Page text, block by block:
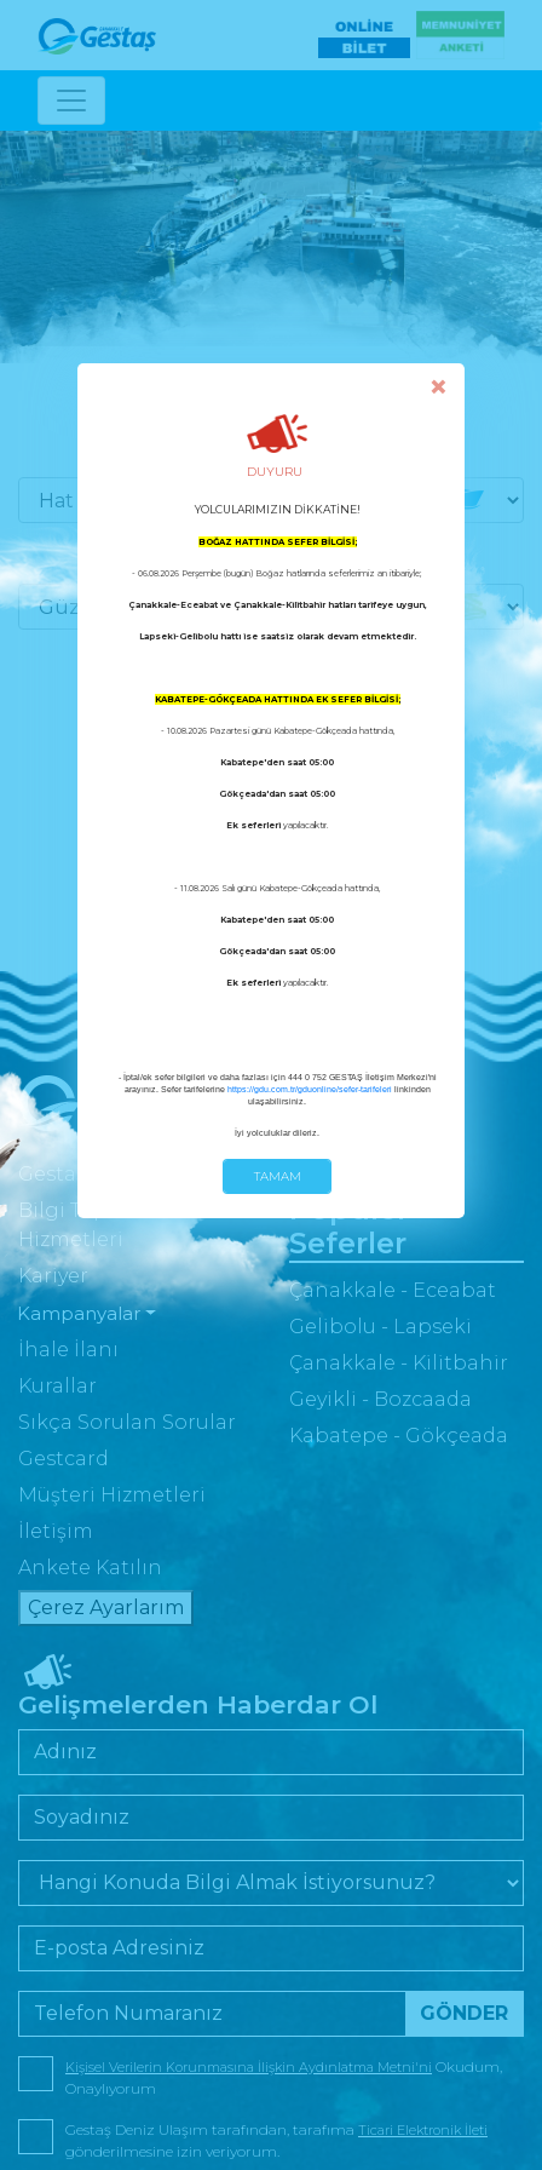
×
DUYURU
YOLCULARIMIZIN DİKKATİNE!
BOĞAZ HATTINDA SEFER BİLGİSİ;
- 06.08.2026 Perşembe (bugün) Boğaz hatlarında seferlerimiz an itibariyle;
Çanakkale-Eceabat ve Çanakkale-Kilitbahir hatları tarifeye uygun,
Lapseki-Gelibolu hattı ise saatsiz olarak devam etmektedir.
KABATEPE-GÖKÇEADA HATTINDA EK SEFER BİLGİSİ;
- 10.08.2026 Pazartesi günü Kabatepe-Gökçeada hattında,
Kabatepe'den saat 05:00
Gökçeada'dan saat 05:00
Ek seferleri yapılacaktır.
- 11.08.2026 Salı günü Kabatepe-Gökçeada hattında,
Kabatepe'den saat 05:00
Gökçeada'dan saat 05:00
Ek seferleri yapılacaktır.
- İptal/ek sefer bilgileri ve daha fazlası için 444 0 752 GESTAŞ İletişim Merkezi'ni
arayınız. Sefer tarifelerine https://gdu.com.tr/gduonline/sefer-tarifeleri linkinden
ulaşabilirsiniz.
İyi yolculuklar dileriz.
TAMAM
SEFER TARİFELERİ
Gestaş Hakkında
Bilgi Toplumu
Hizmetleri
Kariyer
Kampanyalar
İhale İlanı
Kurallar
Sıkça Sorulan Sorular
Gestcard
Müşteri Hizmetleri
İletişim
Ankete Katılın
Çerez Ayarlarım
Popüler
Seferler
Çanakkale - Eceabat
Gelibolu - Lapseki
Çanakkale - Kilitbahir
Geyikli - Bozcaada
Kabatepe - Gökçeada
Gelişmelerden Haberdar Ol
Kişisel Verilerin Korunmasına İlişkin Aydınlatma Metni'ni Okudum,
Onaylıyorum
Gestaş Deniz Ulaşım tarafından, tarafıma Ticari Elektronik İleti
gönderilmesine izin veriyorum.